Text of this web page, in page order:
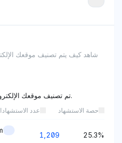
شاهد كيف يتم تصنيف موقعك
تم تصنيف موقعكمن النطاقات.
عدد حصة الاستشهاد
1,209 25.3%